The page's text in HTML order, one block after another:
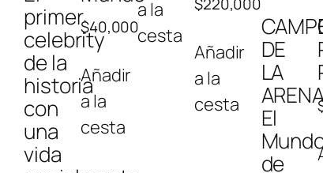
primer
celebrity
de la
historia
con
una
vida
$40,000
Añadir
a la
cesta
a la
cesta
Añadir
a la
cesta
DE
LA
El
de